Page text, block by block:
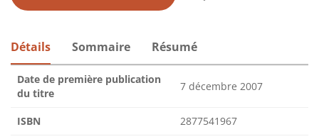
Détails Sommaire Résumé
Date de première publication
du titre
7 décembre 2007
ISBN 2877541967